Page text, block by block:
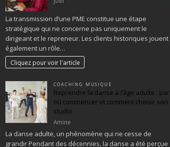
La transmission d’une PME constitue une étape
stratégique qui ne concerne pas uniquement le
dirigeant et le repreneur. Les clients historiques jouent
également un rôle…
Cliquez pour voir l'article
COACHING MUSIQUE
Reprendre la danse à l’âge adulte : par
où commencer et comment choisir son
studio
Amine
La danse adulte, un phénomène qui ne cesse de
grandir Pendant des décennies, la danse a été perçue